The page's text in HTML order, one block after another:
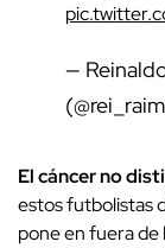
—
El cáncer no
estos futbolistas
pone en fuera de